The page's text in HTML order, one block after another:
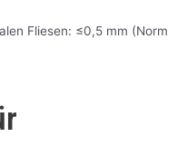
Fliesen: ≤0,5 mm (Norm